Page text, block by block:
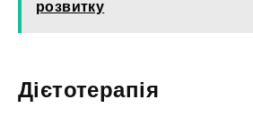
розвитку
Дієтотерапія